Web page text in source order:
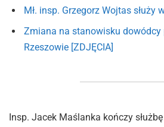
Mł. insp. Grzegorz Wojtas służy
Zmiana na stanowisku dowódcy
Rzeszowie [ZDJĘCIA]
Insp. Jacek Maślanka kończy